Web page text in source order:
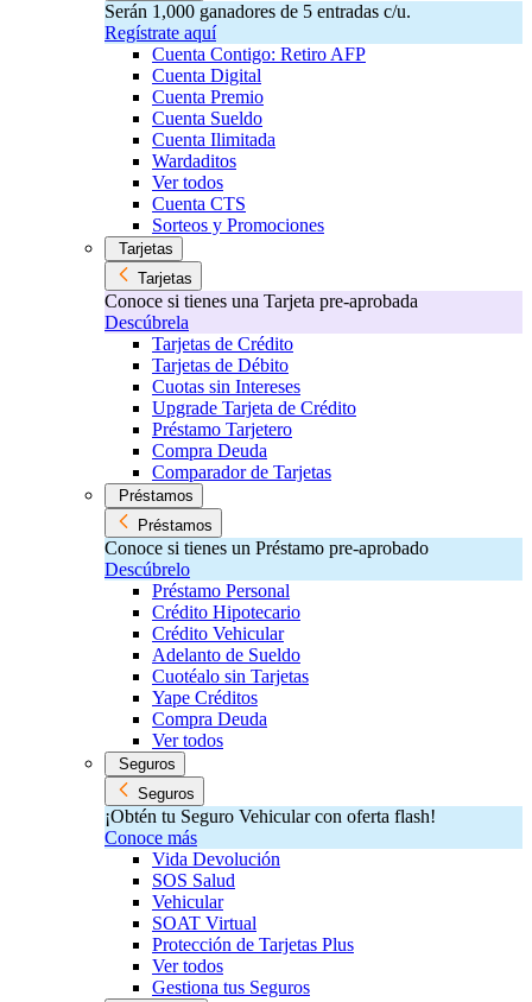
Serán 1,000 ganadores de 5 entradas c/u.
Regístrate aquí
Cuenta Contigo: Retiro AFP
Cuenta Digital
Cuenta Premio
Cuenta Sueldo
Cuenta Ilimitada
Wardaditos
Ver todos
Cuenta CTS
Sorteos y Promociones
Tarjetas
Tarjetas
Conoce si tienes una Tarjeta pre-aprobada
Descúbrela
Tarjetas de Crédito
Tarjetas de Débito
Cuotas sin Intereses
Upgrade Tarjeta de Crédito
Préstamo Tarjetero
Compra Deuda
Comparador de Tarjetas
Préstamos
Préstamos
Conoce si tienes un Préstamo pre-aprobado
Descúbrelo
Préstamo Personal
Crédito Hipotecario
Crédito Vehicular
Adelanto de Sueldo
Cuotéalo sin Tarjetas
Yape Créditos
Compra Deuda
Ver todos
Seguros
Seguros
¡Obtén tu Seguro Vehicular con oferta flash!
Conoce más
Vida Devolución
SOS Salud
Vehicular
SOAT Virtual
Protección de Tarjetas Plus
Ver todos
Gestiona tus Seguros